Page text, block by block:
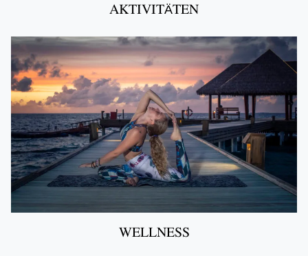
AKTIVITÄTEN
WELLNESS